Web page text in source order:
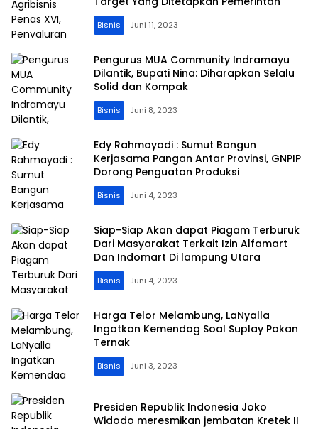
Bisnis Juni 11, 2023
Pengurus MUA Community Indramayu
Dilantik, Bupati Nina: Diharapkan Selalu
Solid dan Kompak
Bisnis Juni 8, 2023
Edy Rahmayadi : Sumut Bangun
Kerjasama Pangan Antar Provinsi, GNPIP
Dorong Penguatan Produksi
Bisnis Juni 4, 2023
Siap-Siap Akan dapat Piagam Terburuk
Dari Masyarakat Terkait Izin Alfamart
Dan Indomart Di lampung Utara
Bisnis Juni 4, 2023
Harga Telor Melambung, LaNyalla
Ingatkan Kemendag Soal Suplay Pakan
Ternak
Bisnis Juni 3, 2023
Presiden Republik Indonesia Joko
Widodo meresmikan jembatan Kretek II